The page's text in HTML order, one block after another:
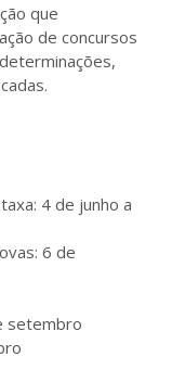
que
de concursos
4 de junho a
6 de
setembro